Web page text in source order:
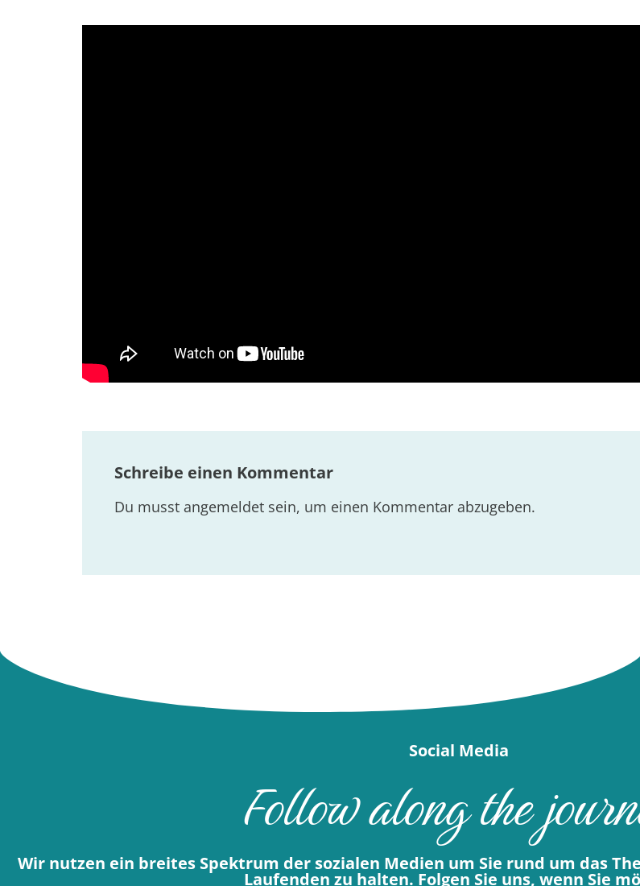
Schreibe einen Kommentar
Du musst angemeldet sein, um einen Kommentar abzugeben.
Social Media
Follow along the
Wir nutzen ein breites Spektrum der sozialen Medien um Sie rund um das
Laufenden zu halten. Folgen Sie uns, wenn Sie